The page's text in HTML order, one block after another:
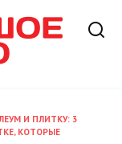
И ПЛИТКУ: 3
КОТОРЫЕ